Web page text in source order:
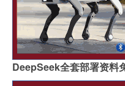
DeepSeek全套部署资料